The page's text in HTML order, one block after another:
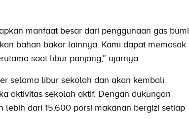
manfaat besar dari penggunaan gas bumi.
bahan bakar lainnya. Kami dapat memasak
saat libur panjang,” ujarnya.
selama libur sekolah dan akan kembali
aktivitas sekolah aktif. Dengan dukungan
lebih dari 15.600 porsi makanan bergizi setiap